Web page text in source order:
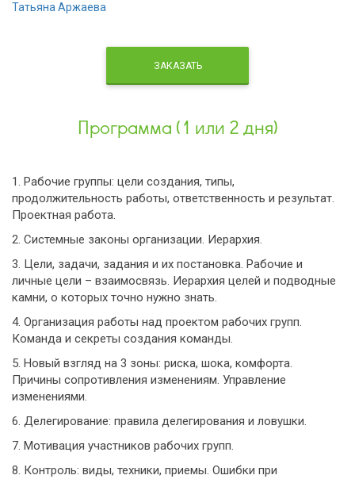
Татьяна Аржаева
ЗАКАЗАТЬ
Программа (1 или 2 дня)
1. Рабочие группы: цели создания, типы,
продолжительность работы, ответственность и результат.
Проектная работа.
2. Системные законы организации. Иерархия.
3. Цели, задачи, задания и их постановка. Рабочие и
личные цели – взаимосвязь. Иерархия целей и подводные
камни, о которых точно нужно знать.
4. Организация работы над проектом рабочих групп.
Команда и секреты создания команды.
5. Новый взгляд на 3 зоны: риска, шока, комфорта.
Причины сопротивления изменениям. Управление
изменениями.
6. Делегирование: правила делегирования и ловушки.
7. Мотивация участников рабочих групп.
8. Контроль: виды, техники, приемы. Ошибки при